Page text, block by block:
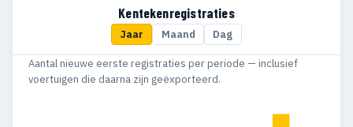
27
2014 15
Kentekenregistraties
Jaar Maand Dag
Aantal nieuwe eerste registraties per periode — inclusief
voertuigen die daarna zijn geëxporteerd.